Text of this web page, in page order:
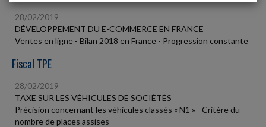
28/02/2019
DÉVELOPPEMENT DU E-COMMERCE EN FRANCE
Ventes en ligne - Bilan 2018 en France - Progression constante
Fiscal TPE
28/02/2019
TAXE SUR LES VÉHICULES DE SOCIÉTÉS
Précision concernant les véhicules classés « N1 » - Critère du
nombre de places assises